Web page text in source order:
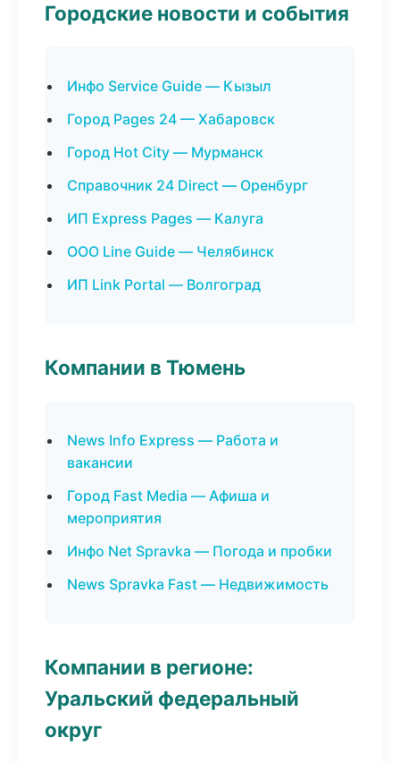
Городские новости и события
Инфо Service Guide — Кызыл
Город Pages 24 — Хабаровск
Город Hot City — Мурманск
Справочник 24 Direct — Оренбург
ИП Express Pages — Калуга
ООО Line Guide — Челябинск
ИП Link Portal — Волгоград
Компании в Тюмень
News Info Express — Работа и
вакансии
Город Fast Media — Афиша и
мероприятия
Инфо Net Spravka — Погода и пробки
News Spravka Fast — Недвижимость
Компании в регионе:
Уральский федеральный
округ